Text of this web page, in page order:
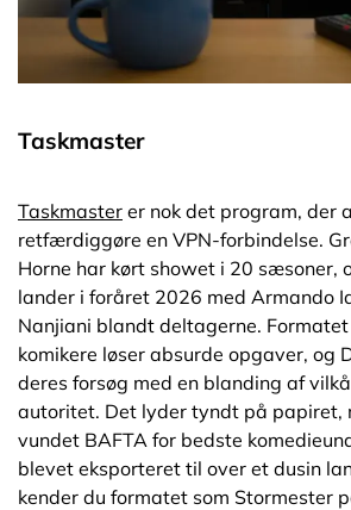
Taskmaster
Taskmasterer nok det program, der
retfærdiggøre en VPN-forbindelse.
Horne har kørt showet i 20 sæsoner,
lander i foråret 2026 med Armando
Nanjiani blandt deltagerne.
komikere løser absurde opgaver, og
deres forsøg med en blanding af
autoritet. Det lyder tyndt på papiret,
vundet BAFTA for bedste
blevet eksporteret til over et dusin
kender du formatet som Stormester